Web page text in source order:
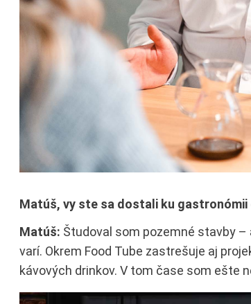
Matúš, vy ste sa dostali ku
Matúš: Študoval som pozemné stavby
varí. Okrem Food Tube zastrešuje aj
kávových drinkov. V tom čase som ešte